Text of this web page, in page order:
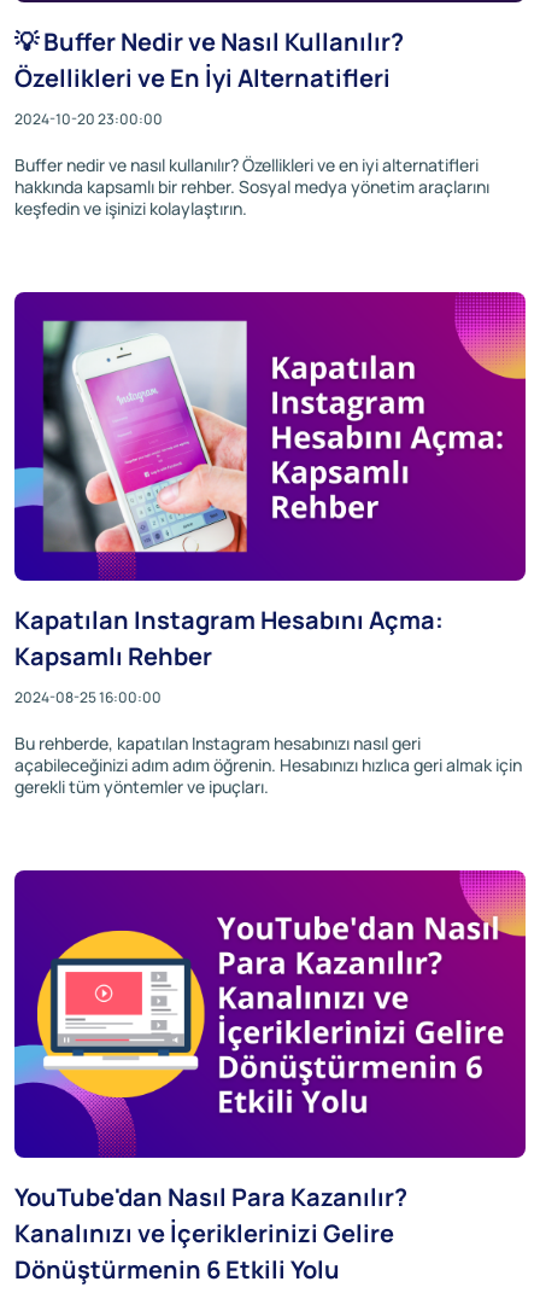
💡 Buffer Nedir ve Nasıl Kullanılır?
Özellikleri ve En İyi Alternatifleri
2024-10-20 23:00:00
Buffer nedir ve nasıl kullanılır? Özellikleri ve en iyi alternatifleri
hakkında kapsamlı bir rehber. Sosyal medya yönetim araçlarını
keşfedin ve işinizi kolaylaştırın.
Kapatılan Instagram Hesabını Açma:
Kapsamlı Rehber
2024-08-25 16:00:00
Bu rehberde, kapatılan Instagram hesabınızı nasıl geri
açabileceğinizi adım adım öğrenin. Hesabınızı hızlıca geri almak için
gerekli tüm yöntemler ve ipuçları.
YouTube'dan Nasıl Para Kazanılır?
Kanalınızı ve İçeriklerinizi Gelire
Dönüştürmenin 6 Etkili Yolu